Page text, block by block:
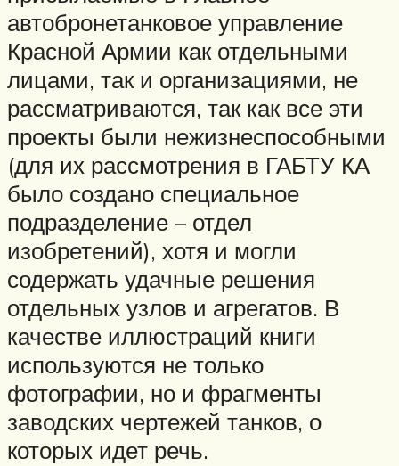
автобронетанковое управление
Красной Армии как отдельными
лицами, так и организациями, не
рассматриваются, так как все эти
проекты были нежизнеспособными
(для их рассмотрения в ГАБТУ КА
было создано специальное
подразделение – отдел
изобретений), хотя и могли
содержать удачные решения
отдельных узлов и агрегатов. В
качестве иллюстраций книги
используются не только
фотографии, но и фрагменты
заводских чертежей танков, о
которых идет речь.